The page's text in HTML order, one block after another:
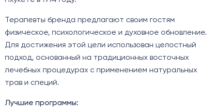
Терапевты бренда предлагают своим гостям
физическое, психологическое и духовное обновление.
Для достижения этой цели использован целостный
подход, основанный на традиционных восточных
лечебных процедурах с применением натуральных
трав и специй.
Лучшие программы: